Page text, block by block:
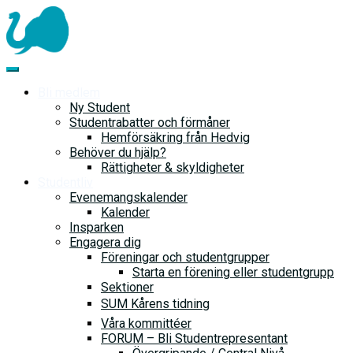
Skip
to
content
Ny Student
Studentrabatter och förmåner
Hemförsäkring från Hedvig
Behöver du hjälp?
Rättigheter & skyldigheter
Evenemangskalender
Kalender
Insparken
Engagera dig
Föreningar och studentgrupper
Starta en förening eller studentgrupp
Sektioner
SUM Kårens tidning
Våra kommittéer
FORUM – Bli Studentrepresentant